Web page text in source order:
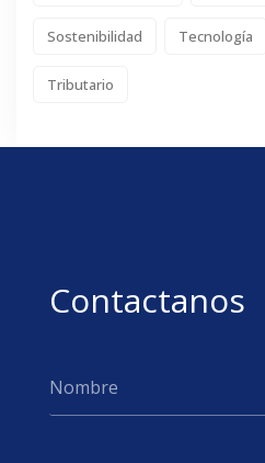
Sostenibilidad Tecnología
Tributario
Contactanos